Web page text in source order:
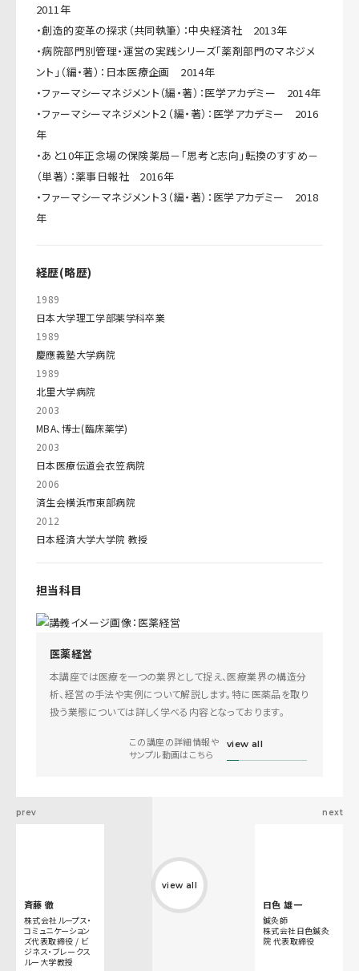
2011年
・創造的変革の探求（共同執筆）：中央経済社 2013年
・病院部門別管理・運営の実践シリーズ「薬剤部門のマネジメ
ント」（編・著）：日本医療企画 2014年
・ファーマシーマネジメント（編・著）：医学アカデミー 2014年
・ファーマシーマネジメント２（編・著）：医学アカデミー 2016
年
・あと10年正念場の保険薬局－「思考と志向」転換のすすめ－
（単著）：薬事日報社 2016年
・ファーマシーマネジメント３（編・著）：医学アカデミー 2018
年
経歴(略歴)
1989
日本大学理工学部薬学科卒業
1989
慶應義塾大学病院
1989
北里大学病院
2003
MBA、博士(臨床薬学)
2003
日本医療伝道会衣笠病院
2006
済生会横浜市東部病院
2012
日本経済大学大学院 教授
担当科目
医薬経営
本講座では医療を一つの業界として捉え、医療業界の構造分
析、経営の手法や実例について解説します。特に医薬品を取り
扱う業態については詳しく学べる内容となっております。
この講座の詳細情報や
サンプル動画はこちら
view all
prev
斉藤 徹
株式会社ループス・
コミュニケーション
ズ代表取締役 / ビ
ジネス・ブレークス
ルー大学教授
view all
next
日色 雄一
鍼灸師
株式会社日色鍼灸
院 代表取締役